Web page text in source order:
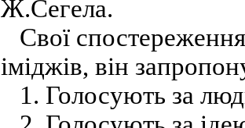
Ж.Сегела.
Свої
іміджів, він
1. Голосують за